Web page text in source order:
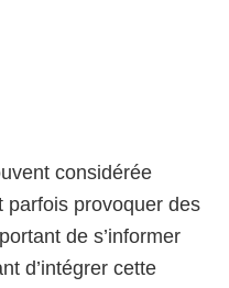
considérée
parfois provoquer des
de s’informer
d’intégrer cette